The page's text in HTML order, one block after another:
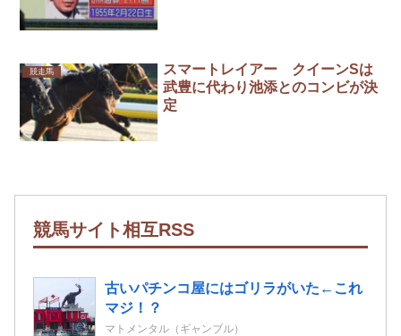
競走馬
スマートレイアー クイーンSは
武豊に代わり池添とのコンビが決
定
競馬サイト相互RSS
古いパチンコ屋にはゴリラがいた←これ
マジ！？
マトメンタル（ギャンブル）